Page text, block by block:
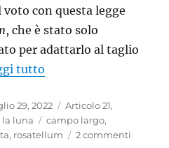
con questa legge
, che è stato solo
per adattarlo al taglio
tutto
29, 2022 Categorie
Articolo 21,
la luna Tag
campo largo,
, rosatellum 2 commenti